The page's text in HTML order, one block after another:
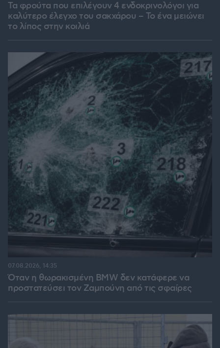
Τα φρούτα που επιλέγουν 4 ενδοκρινολόγοι για
καλύτερο έλεγχο του σακχάρου – Το ένα μειώνει
το λίπος στην κοιλιά
Όταν η θωρακισμένη BMW δεν κατάφερε να
προστατεύσει τον Ζαμπούνη από τις σφαίρες
07.08.2026, 14:35